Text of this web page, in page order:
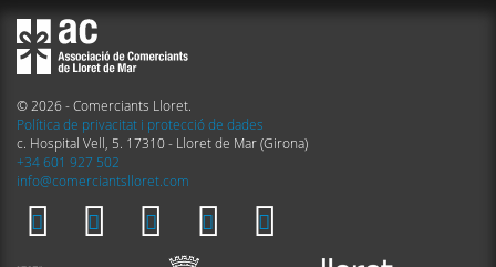
© 2026 - Comerciants Lloret.
Política de privacitat i protecció de dades
c. Hospital Vell, 5. 17310 - Lloret de Mar (Girona)
+34 601 927 502
info@comerciantslloret.com